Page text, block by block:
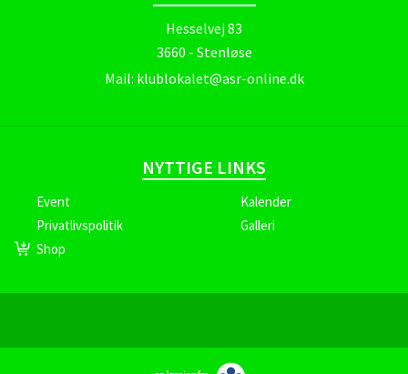
Hesselvej 83
3660 - Stenløse
Mail: klublokalet@asr-online.dk
NYTTIGE LINKS
Event
Kalender
Privatlivspolitik
Galleri
Shop